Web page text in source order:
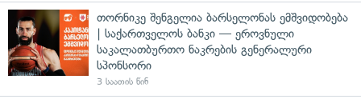
თორნიკე შენგელია ბარსელონას ემშვიდობება
| საქართველოს ბანკი — ეროვნული
საკალათბურთო ნაკრების გენერალური
სპონსორი
3 საათის წინ